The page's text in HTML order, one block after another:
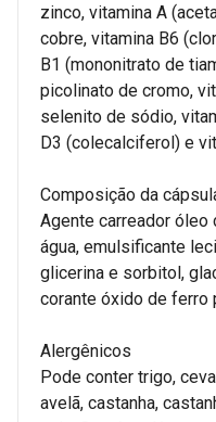
zinco, vitamina A
cobre, vitamina B6
B1 (mononitrato de
picolinato de cromo,
selenito de sódio,
D3 (colecalciferol) e
Composição da
Agente carreador óleo
água, emulsificante
glicerina e sorbitol,
corante óxido de ferro
Alergênicos
Pode conter trigo,
avelã, castanha,